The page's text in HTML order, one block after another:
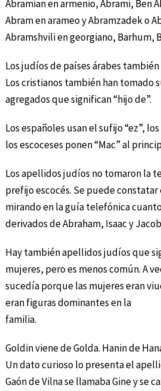
Abramian en armenio, Abrami, Ben
Abram en arameo y Abramzadek o
Abramshvili en georgiano, Barhum,
Los judíos de países árabes
Los cristianos también han tomado
agregados que significan “hijo de”.
Los españoles usan el sufijo “ez”,
los escoceses ponen “Mac” al
Los apellidos judíos no tomaron la
prefijo escocés. Se puede constatar
mirando en la guía telefónica
derivados de Abraham, Isaac y
Hay también apellidos judíos que
mujeres, pero es menos común. A
sucedía porque las mujeres eran
eran figuras dominantes en la
familia.
Goldin viene de Golda. Hanin de
Un dato curioso lo presenta el
Gaón de Vilna se llamaba Gine y se